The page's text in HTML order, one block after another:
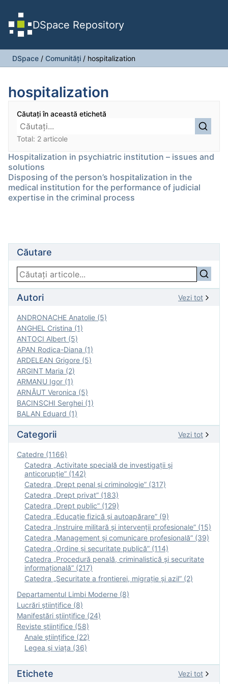
DSpace Repository
DSpace / Comunități / hospitalization
hospitalization
Căutați în această etichetă
Total: 2 articole
Hospitalization in psychiatric institution – issues and
solutions
Disposing of the person’s hospitalization in the
medical institution for the performance of judicial
expertise in the criminal process
Căutare
Autori Vezi tot
ANDRONACHE Anatolie (5)
ANGHEL Cristina (1)
ANTOCI Albert (5)
APAN Rodica-Diana (1)
ARDELEAN Grigore (5)
ARGINT Maria (2)
ARMANU Igor (1)
ARNĂUT Veronica (5)
BACINSCHI Serghei (1)
BALAN Eduard (1)
Categorii Vezi tot
Catedre (1166)
Catedra „Activitate specială de investigaţii şi
anticorupție” (142)
Catedra „Drept penal și criminologie” (317)
Catedra „Drept privat” (183)
Catedra „Drept public” (129)
Catedra „Educație fizică şi autoapărare” (9)
Catedra „Instruire militară şi intervenţii profesionale” (15)
Catedra „Management și comunicare profesională” (39)
Catedra „Ordine și securitate publică” (114)
Catedra „Procedură penală, criminalistică și securitate
informațională” (217)
Catedra „Securitate a frontierei, migrație și azil” (2)
Departamentul Limbi Moderne (8)
Lucrări științifice (8)
Manifestări ştiinţifice (24)
Reviste ştiinţifice (58)
Anale ştiinţifice (22)
Legea şi viaţa (36)
Etichete Vezi tot